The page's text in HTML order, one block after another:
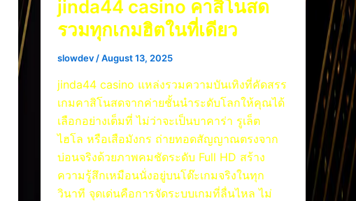
jinda44 casino คาสิโนสด
รวมทุกเกมฮิตในที่เดียว
slowdev/August 13, 2025
jinda44 casino แหล่งรวมความบันเทิงที่คัดสรร
เกมคาสิโนสดจากค่ายชั้นนำระดับโลกให้คุณได้
เลือกอย่างเต็มที่ ไม่ว่าจะเป็นบาคาร่า รูเล็ต
ไฮโล หรือเสือมังกร ถ่ายทอดสัญญาณตรงจาก
บ่อนจริงด้วยภาพคมชัดระดับ Full HD สร้าง
ความรู้สึกเหมือนนั่งอยู่บนโต๊ะเกมจริงในทุก
วินาที จุดเด่นคือการจัดระบบเกมที่ลื่นไหล ไม่